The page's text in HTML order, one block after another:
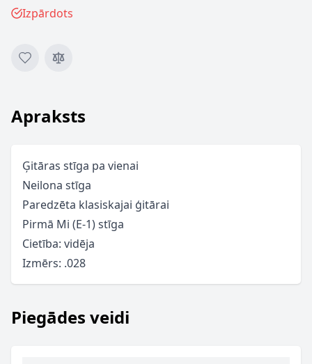
Izpārdots
Apraksts
Ģitāras stīga pa vienai
Neilona stīga
Paredzēta klasiskajai ģitārai
Pirmā Mi (E-1) stīga
Cietība: vidēja
Izmērs: .028
Piegādes veidi